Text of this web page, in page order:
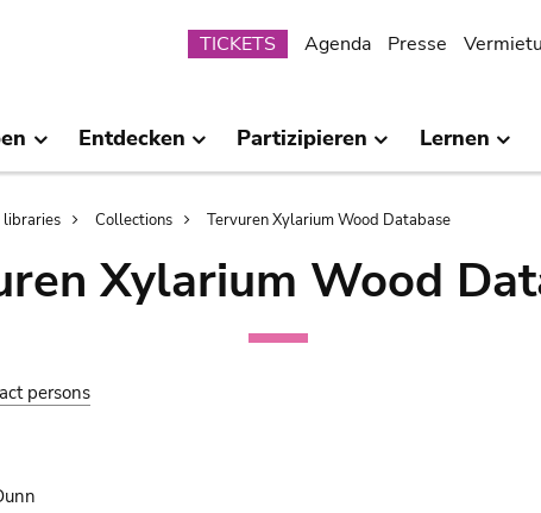
Submenu
TICKETS Agenda Presse
Entdecken Partizipieren Lernen
libraries Collections Tervuren Xylarium Wood Database
Xylarium Wood
persons